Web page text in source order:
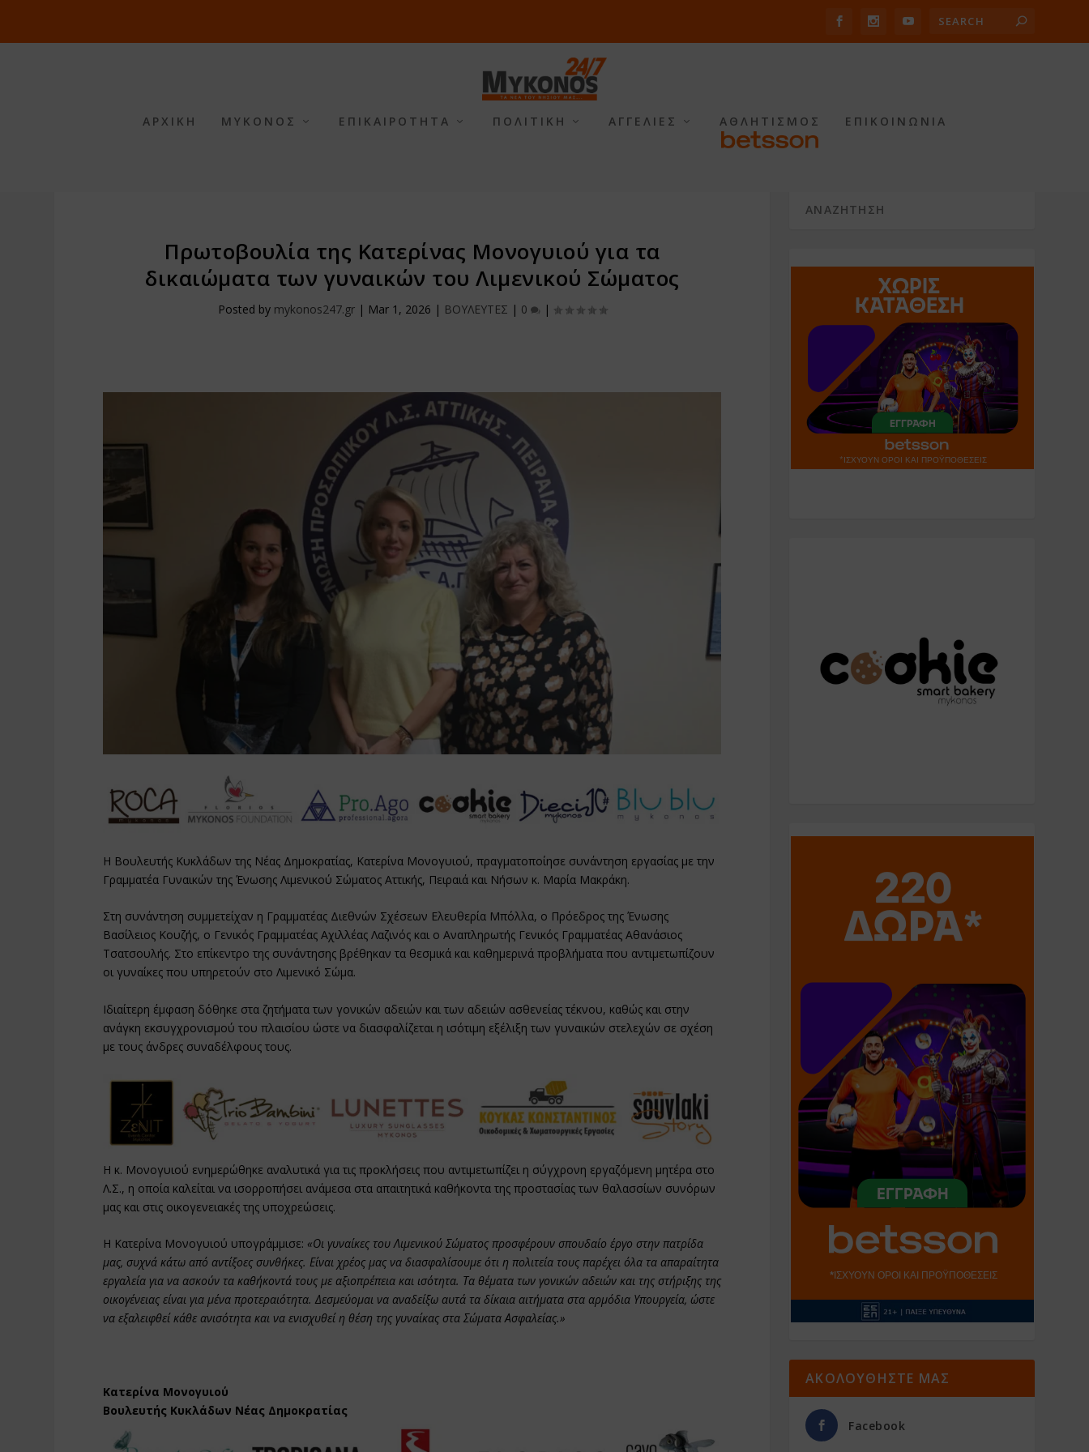
ΑΡΧΙΚΗ ΜΥΚΟΝΟΣ ΕΠΙΚΑΙΡΟΤΗΤΑ ΠΟΛΙΤΙΚΗ ΑΓΓΕΛΙΕΣ ΑΘΛΗΤΙΣΜΟΣ ΕΠΙΚΟΙΝΩΝΙΑ
Πρωτοβουλία της Κατερίνας Μονογυιού για τα
δικαιώματα των γυναικών του Λιμενικού Σώματος
Posted by mykonos247.gr| Mar 1, 2026 | ΒΟΥΛΕΥΤΕΣ | 0 |
Η Βουλευτής Κυκλάδων της Νέας Δημοκρατίας, Κατερίνα Μονογυιού, πραγματοποίησε συνάντηση εργασίας με την
Γραμματέα Γυναικών της Ένωσης Λιμενικού Σώματος Αττικής, Πειραιά και Νήσων κ. Μαρία Μακράκη.
Στη συνάντηση συμμετείχαν η Γραμματέας Διεθνών Σχέσεων Ελευθερία Μπόλλα, ο Πρόεδρος της Ένωσης
Βασίλειος Κουζής, ο Γενικός Γραμματέας Αχιλλέας Λαζινός και ο Αναπληρωτής Γενικός Γραμματέας Αθανάσιος
Τσατσουλής. Στο επίκεντρο της συνάντησης βρέθηκαν τα θεσμικά και καθημερινά προβλήματα που αντιμετωπίζουν
οι γυναίκες που υπηρετούν στο Λιμενικό Σώμα.
Ιδιαίτερη έμφαση δόθηκε στα ζητήματα των γονικών αδειών και των αδειών ασθενείας τέκνου, καθώς και στην
ανάγκη εκσυγχρονισμού του πλαισίου ώστε να διασφαλίζεται η ισότιμη εξέλιξη των γυναικών στελεχών σε σχέση
με τους άνδρες συναδέλφους τους.
Η κ. Μονογυιού ενημερώθηκε αναλυτικά για τις προκλήσεις που αντιμετωπίζει η σύγχρονη εργαζόμενη μητέρα στο
Λ.Σ., η οποία καλείται να ισορροπήσει ανάμεσα στα απαιτητικά καθήκοντα της προστασίας των θαλασσίων συνόρων
μας και στις οικογενειακές της υποχρεώσεις.
Η Κατερίνα Μονογυιού υπογράμμισε: «Οι γυναίκες του Λιμενικού Σώματος προσφέρουν σπουδαίο έργο στην πατρίδα
μας, συχνά κάτω από αντίξοες συνθήκες. Είναι χρέος μας να διασφαλίσουμε ότι η πολιτεία τους παρέχει όλα τα απαραίτητα
εργαλεία για να ασκούν τα καθήκοντά τους με αξιοπρέπεια και ισότητα. Τα θέματα των γονικών αδειών και της στήριξης της
οικογένειας είναι για μένα προτεραιότητα. Δεσμεύομαι να αναδείξω αυτά τα δίκαια αιτήματα στα αρμόδια Υπουργεία, ώστε
να εξαλειφθεί κάθε ανισότητα και να ενισχυθεί η θέση της γυναίκας στα Σώματα Ασφαλείας.»
Κατερίνα Μονογυιού
Βουλευτής Κυκλάδων Νέας Δημοκρατίας
ΑΚΟΛΟΥΘΗΣΤΕ ΜΑΣ
Facebook